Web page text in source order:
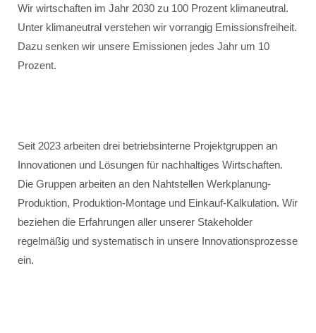
Wir wirtschaften im Jahr 2030 zu 100 Prozent klimaneutral.
Unter klimaneutral verstehen wir vorrangig Emissionsfreiheit.
Dazu senken wir unsere Emissionen jedes Jahr um 10
Prozent.
Seit 2023 arbeiten drei betriebsinterne Projektgruppen an
Innovationen und Lösungen für nachhaltiges Wirtschaften.
Die Gruppen arbeiten an den Nahtstellen Werkplanung-
Produktion, Produktion-Montage und Einkauf-Kalkulation. Wir
beziehen die Erfahrungen aller unserer Stakeholder
regelmäßig und systematisch in unsere Innovationsprozesse
ein.